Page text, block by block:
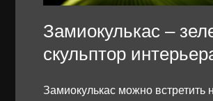
Замиокулькас –
скульптор
Замиокулькас можно встретить